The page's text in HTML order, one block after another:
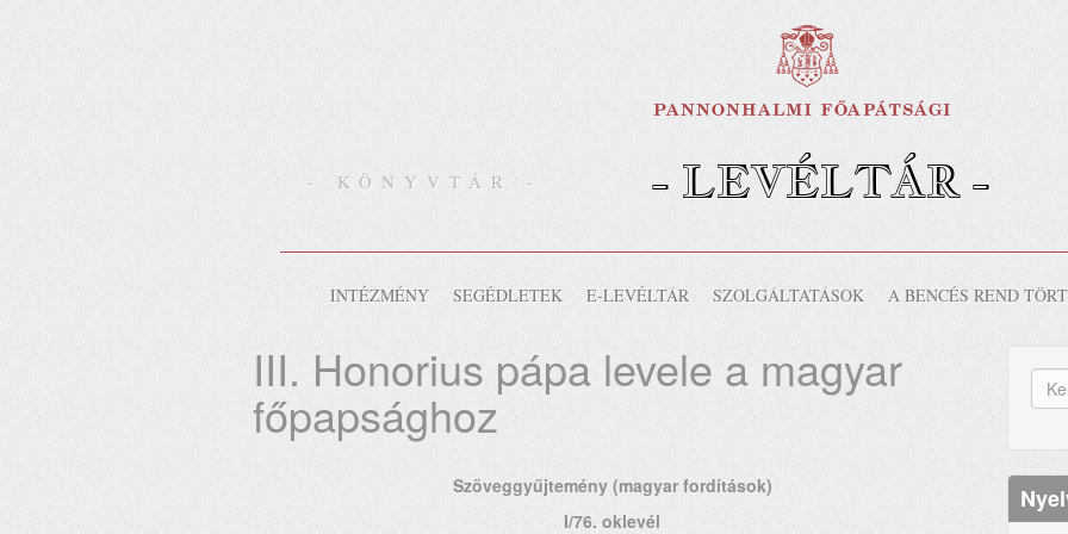
- KÖNYVTÁR - - LEVÉLTÁR -
INTÉZMÉNY SEGÉDLETEK E-LEVÉLTÁR SZOLGÁLTATÁSOK A BENCÉS REND
III. Honorius pápa levele a magyar
főpapsághoz
Szöveggyűjtemény (magyar fordítások)
I/76. oklevél